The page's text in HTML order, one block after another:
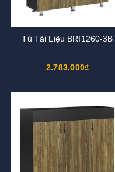
Tủ Tài Liệu BRI1260-3B
2.783.000₫